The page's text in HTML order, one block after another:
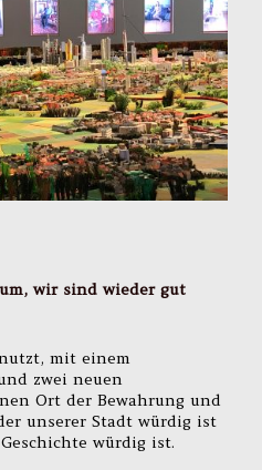
wir sind wieder gut
mit einem
zwei neuen
Ort der Bewahrung und
unserer Stadt würdig ist
würdig ist.